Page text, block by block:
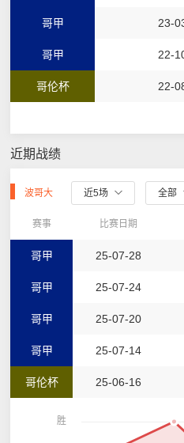
哥甲 23-
哥甲 22-
哥伦杯 22-
近期战绩
波哥大 近5场 全部
赛事 比赛日期
哥甲 25-07-28
哥甲 25-07-24
哥甲 25-07-20
哥甲 25-07-14
哥伦杯 25-06-16
胜